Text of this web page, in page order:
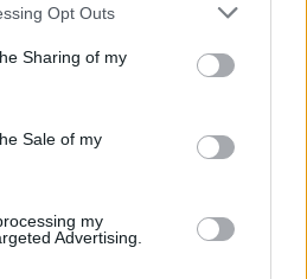
Opt Outs
Sharing of my
Sale of my
my
Advertising.
0 - 0